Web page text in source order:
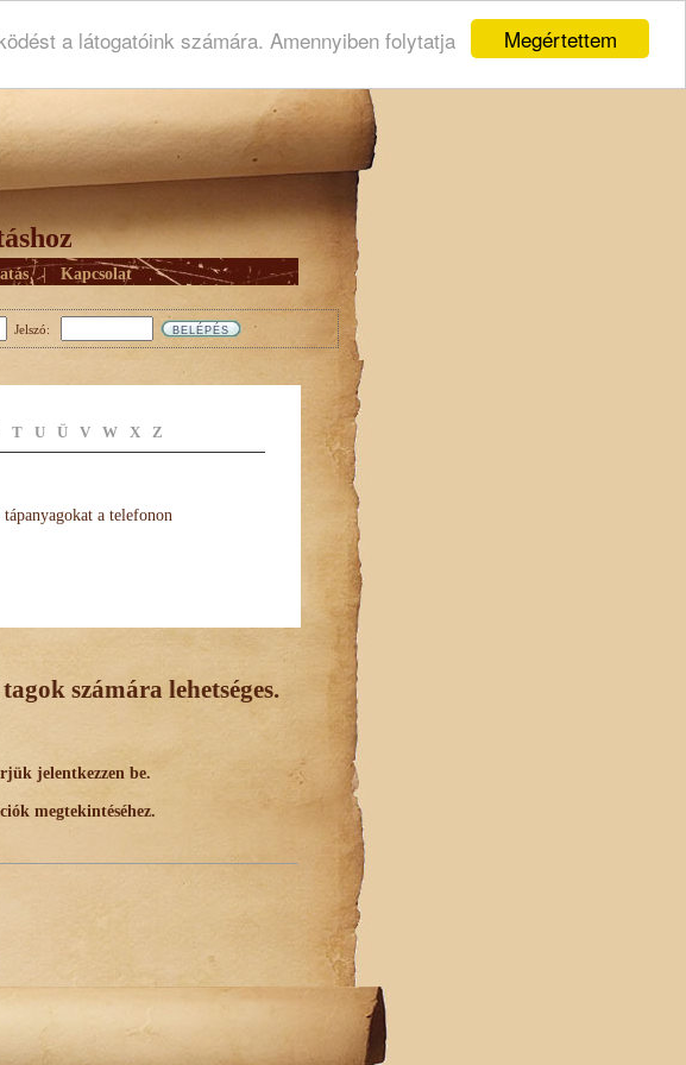
Megértettem
a látogatóink számára. Amennyiben folytatja
| Kapcsolat
Jelszó:
T U Ü V W X Z
a telefonon
számára lehetséges.
jelentkezzen be.
megtekintéséhez.